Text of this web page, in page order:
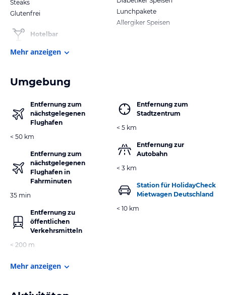
Steaks
Glutenfrei
Hotelbar
Lunchpakete
Allergiker Speisen
Mehr anzeigen
Umgebung
Entfernung zum
nächstgelegenen
Flughafen
< 50 km
Entfernung zum
nächstgelegenen
Flughafen in
Fahrminuten
35 min
Entfernung zu
öffentlichen
Verkehrsmitteln
< 200 m
Entfernung zum
Stadtzentrum
< 5 km
Entfernung zur
Autobahn
< 3 km
Station für HolidayCheck
Mietwagen Deutschland
< 10 km
Mehr anzeigen